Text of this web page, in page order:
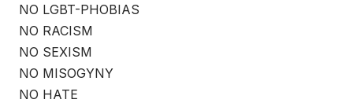
NO LGBT-PHOBIAS
NO RACISM
NO SEXISM
NO MISOGYNY
NO HATE